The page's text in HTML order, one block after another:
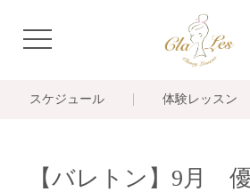
navigation
スケジュール 体験レッスン
【バレトン】9月